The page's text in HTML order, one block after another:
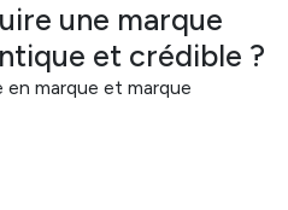
une marque
et crédible ?
en marque et marque